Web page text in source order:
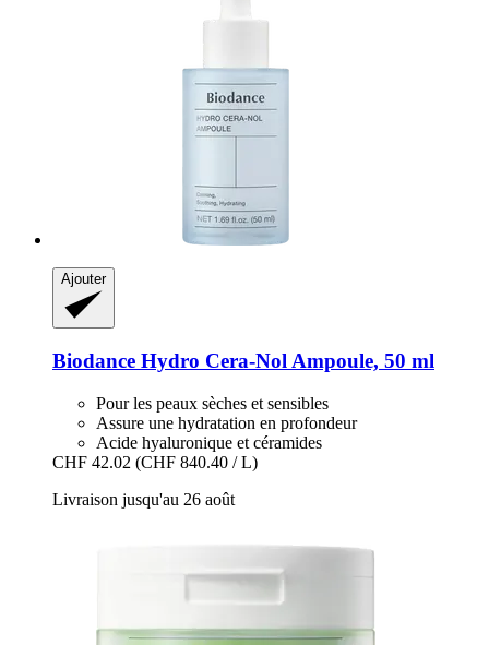
Ajouter
Biodance Hydro Cera-​Nol Ampoule, 50 ml
Pour les peaux sèches et sensibles
Assure une hydratation en profondeur
Acide hyaluronique et céramides
CHF 42.02 (CHF 840.40 / L)
Livraison jusqu'au 26 août